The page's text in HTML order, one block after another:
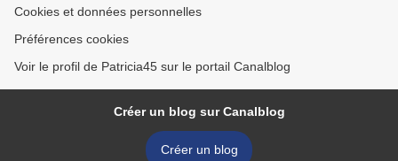
Cookies et données personnelles
Préférences cookies
Voir le profil de Patricia45 sur le portail Canalblog
Créer un blog sur Canalblog
Créer un blog